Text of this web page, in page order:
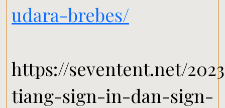
udara-brebes/
https://seventent.net/
tiang-sign-in-dan-sign-